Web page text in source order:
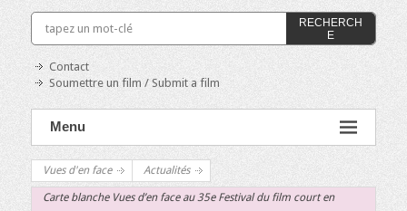
RECHERCH
E
Contact
Soumettre un film / Submit a film
Menu
Vues d'en face Actualités
Carte blanche Vues d’en face au 35e Festival du film court en